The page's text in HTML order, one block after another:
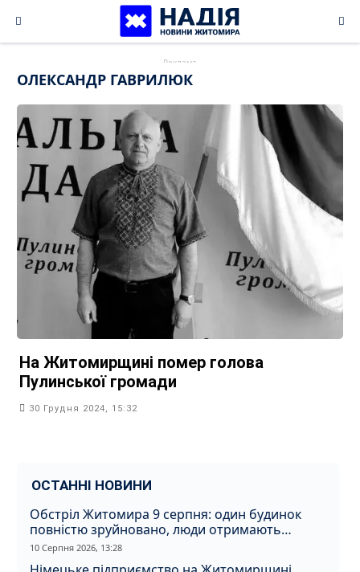
content
ОЛЕКСАНДР ГАВРИЛЮК
На Житомирщині помер голова
Пулинської громади
30 Грудня 2024, 15:32
ОСТАННІ НОВИНИ
Обстріл Житомира 9 серпня: один будинок
повністю зруйновано, люди отримають
компенсацію
10 Серпня 2026, 13:28